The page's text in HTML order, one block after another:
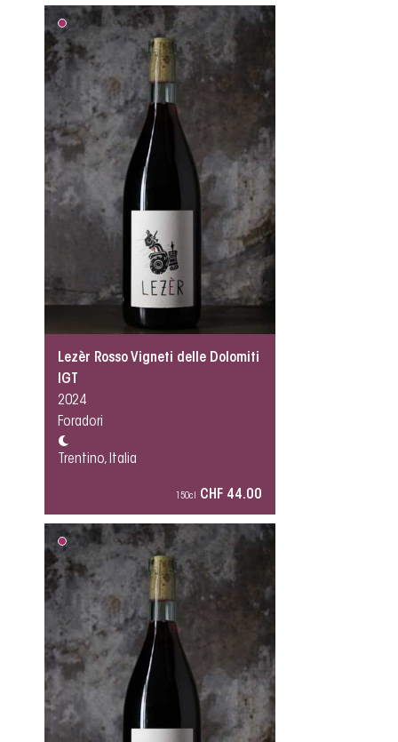
Lezèr Rosso Vigneti delle Dolomiti
IGT
2024
Foradori
Trentino, Italia
150cl CHF 44.00